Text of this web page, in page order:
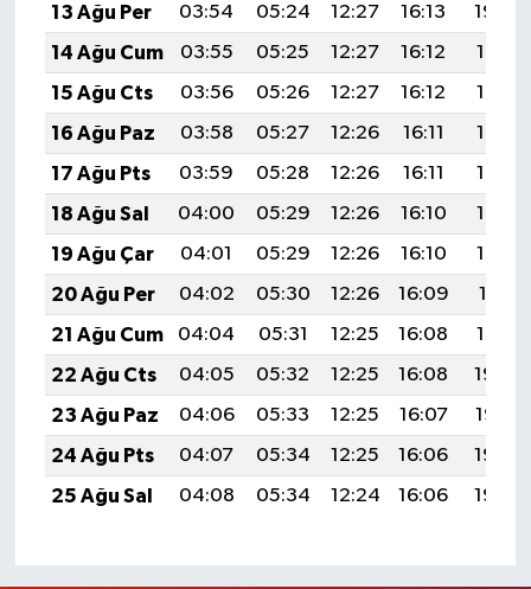
13 Ağu Per
03:54 05:24 12:27 16:13
19:20
14 Ağu Cum
03:55 05:25 12:27 16:12
19:18
15 Ağu Cts
03:56 05:26 12:27 16:12
19:17
16 Ağu Paz
03:58 05:27 12:26 16:11
19:16
17 Ağu Pts
03:59 05:28 12:26 16:11
19:15
18 Ağu Sal
04:00 05:29 12:26 16:10
19:13
19 Ağu Çar
04:01 05:29 12:26 16:10
19:12
20 Ağu Per
04:02 05:30 12:26 16:09
19:11
21 Ağu Cum
04:04 05:31 12:25 16:08
19:10
22 Ağu Cts
04:05 05:32 12:25 16:08
19:08
23 Ağu Paz
04:06 05:33 12:25 16:07
19:07
24 Ağu Pts
04:07 05:34 12:25 16:06
19:06
25 Ağu Sal
04:08 05:34 12:24 16:06 19:04